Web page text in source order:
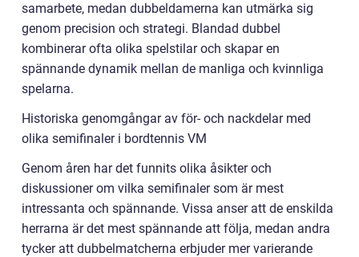
samarbete, medan dubbeldamerna kan utmärka sig
genom precision och strategi. Blandad dubbel
kombinerar ofta olika spelstilar och skapar en
spännande dynamik mellan de manliga och kvinnliga
spelarna.
Historiska genomgångar av för- och nackdelar med
olika semifinaler i bordtennis VM
Genom åren har det funnits olika åsikter och
diskussioner om vilka semifinaler som är mest
intressanta och spännande. Vissa anser att de enskilda
herrarna är det mest spännande att följa, medan andra
tycker att dubbelmatcherna erbjuder mer varierande